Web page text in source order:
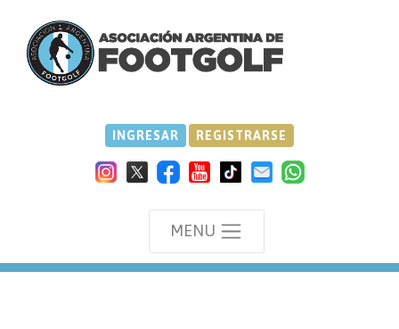
INGRESAR REGISTRARSE
MENU